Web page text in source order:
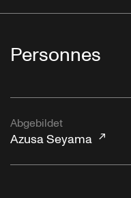
Personnes
Abgebildet
Azusa Seyama